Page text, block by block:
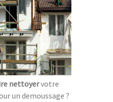
nettoyervotre
un demoussage ?